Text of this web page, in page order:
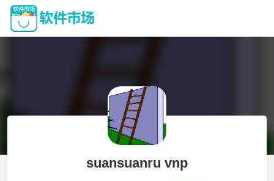
suansuanru vnp